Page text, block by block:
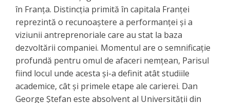
în Franța. Distincția primită în capitala Franței
reprezintă o recunoaștere a performanței și a
viziunii antreprenoriale care au stat la baza
dezvoltării companiei. Momentul are o semnificație
profundă pentru omul de afaceri nemțean, Parisul
fiind locul unde acesta și-a definit atât studiile
academice, cât și primele etape ale carierei. Dan
George Ștefan este absolvent al Universității din